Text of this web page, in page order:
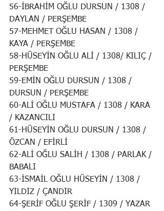
56-İBRAHİM OĞLU DURSUN / 1308 /
DAYLAN / PERŞEMBE
57-MEHMET OĞLU HASAN / 1308 /
KAYA / PERŞEMBE
58-HÜSEYİN OĞLU ALİ / 1308/ KILIÇ /
PERŞEMBE
59-EMİN OĞLU DURSUN / 1308 /
DURSUN / PERŞEMBE
60-ALİ OĞLU MUSTAFA / 1308 / KARA
/ KAZANCILI
61-HÜSEYİN OĞLU DURSUN / 1308 /
ÖZCAN / EFİRLİ
62-ALİ OĞLU SALİH / 1308 / PARLAK /
BABALI
63-İSMAİL OĞLU HÜSEYİN / 1308 /
YILDIZ / ÇANDIR
64-ŞERİF OĞLU ŞERİF / 1309 / YAZAR